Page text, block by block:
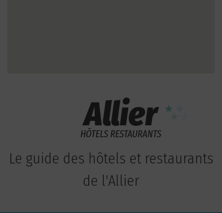
Le guide des hôtels et restaurants
de l'Allier